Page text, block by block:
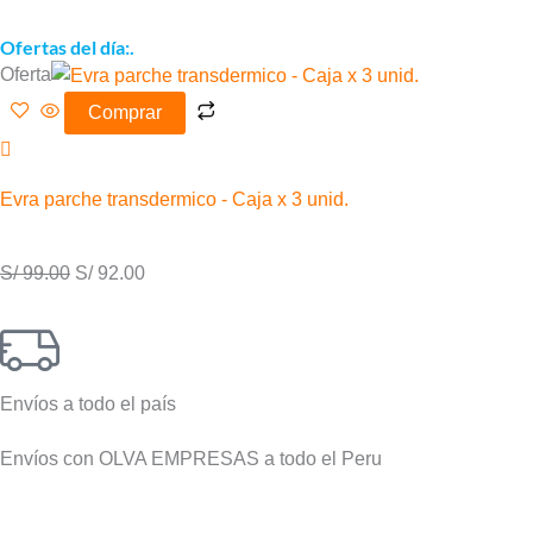
Ofertas del día:.
Oferta
Comprar
Evra parche transdermico - Caja x 3 unid.
S/99.00
El
precio
original
S/ 99.00.
S/92.00
El
precio
actual
S/ 92.00.
Envíos a todo el país
Envíos con OLVA EMPRESAS a todo el Peru